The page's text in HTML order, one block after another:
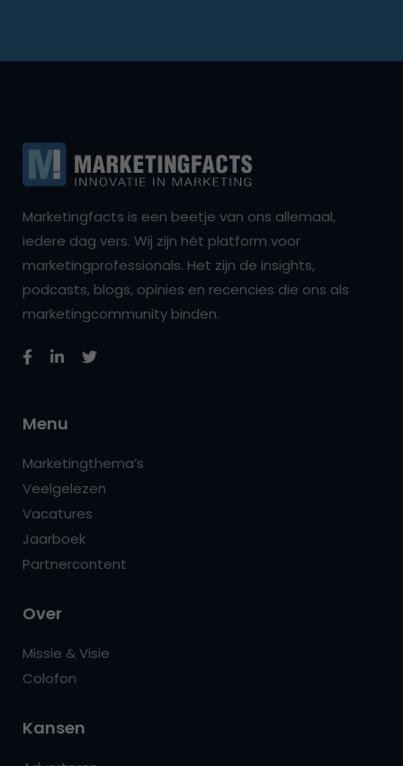
Marketingfacts is een beetje van ons allemaal,
iedere dag vers. Wij zijn hét platform voor
marketingprofessionals. Het zijn de insights,
podcasts, blogs, opinies en recencies die ons als
marketingcommunity binden.
Menu
Marketingthema’s
Veelgelezen
Vacatures
Jaarboek
Partnercontent
Over
Missie & Visie
Colofon
Kansen